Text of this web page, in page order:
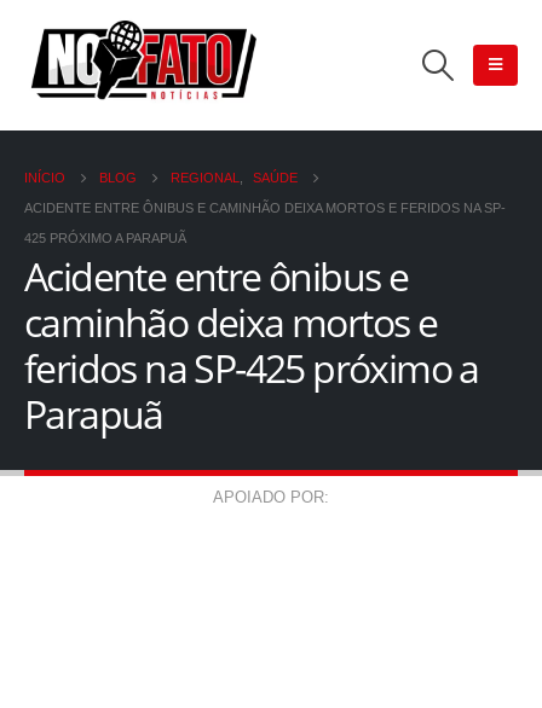
INÍCIO BLOG REGIONAL SAÚDE
ACIDENTE ENTRE ÔNIBUS E CAMINHÃO DEIXA MORTOS E FERIDOS NA SP-
425 PRÓXIMO A PARAPUÃ
Acidente entre ônibus e
caminhão deixa mortos e
feridos na SP-425 próximo a
Parapuã
APOIADO POR: